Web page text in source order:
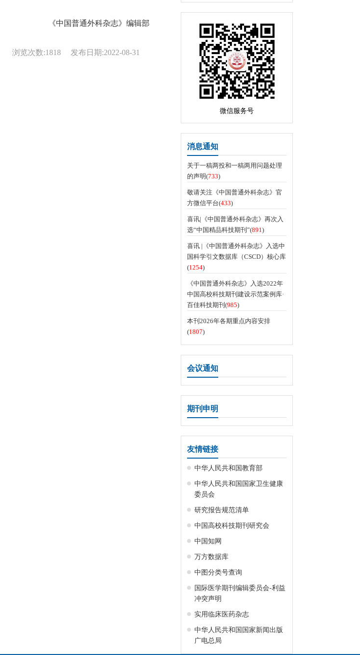
《中国普通外科杂志》编辑部
发布日期:2022-08-31
浏览次数:1818
微信服务号
消息通知
关于一稿两投和一稿两用问题处理
的声明(733)
敬请关注《中国普通外科杂志》官
方微信平台(433)
喜讯|《中国普通外科杂志》再次入
选“中国精品科技期刊”(891)
喜讯 |《中国普通外科杂志》入选中
国科学引文数据库（CSCD）核心库
(1254)
《中国普通外科杂志》入选2022年
中国高校科技期刊建设示范案例库·
百佳科技期刊(985)
本刊2026年各期重点内容安排
(1807)
会议通知
期刊申明
友情链接
中华人民共和国教育部
中华人民共和国国家卫生健康
委员会
研究报告规范清单
中国高校科技期刊研究会
中国知网
万方数据库
中图分类号查询
国际医学期刊编辑委员会-利益
冲突声明
实用临床医药杂志
中华人民共和国国家新闻出版
广电总局